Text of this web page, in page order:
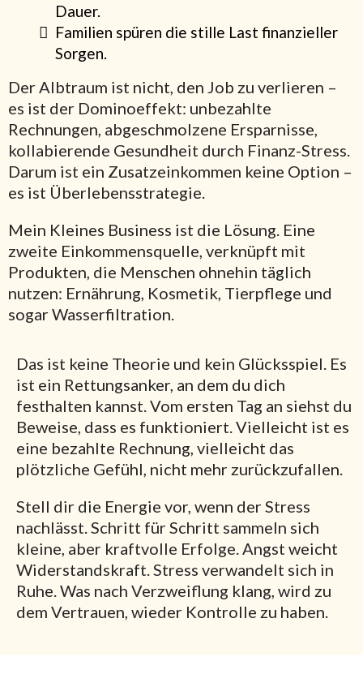
Dauer.
Familien spüren die stille Last finanzieller
Sorgen.
Der Albtraum ist nicht, den Job zu verlieren –
es ist der Dominoeffekt: unbezahlte
Rechnungen, abgeschmolzene Ersparnisse,
kollabierende Gesundheit durch Finanz-Stress.
Darum ist ein Zusatzeinkommen keine Option –
es ist Überlebensstrategie.
Mein Kleines Business ist die Lösung. Eine
zweite Einkommensquelle, verknüpft mit
Produkten, die Menschen ohnehin täglich
nutzen: Ernährung, Kosmetik, Tierpflege und
sogar Wasserfiltration.
Das ist keine Theorie und kein Glücksspiel. Es
ist ein Rettungsanker, an dem du dich
festhalten kannst. Vom ersten Tag an siehst du
Beweise, dass es funktioniert. Vielleicht ist es
eine bezahlte Rechnung, vielleicht das
plötzliche Gefühl, nicht mehr zurückzufallen.
Stell dir die Energie vor, wenn der Stress
nachlässt. Schritt für Schritt sammeln sich
kleine, aber kraftvolle Erfolge. Angst weicht
Widerstandskraft. Stress verwandelt sich in
Ruhe. Was nach Verzweiflung klang, wird zu
dem Vertrauen, wieder Kontrolle zu haben.